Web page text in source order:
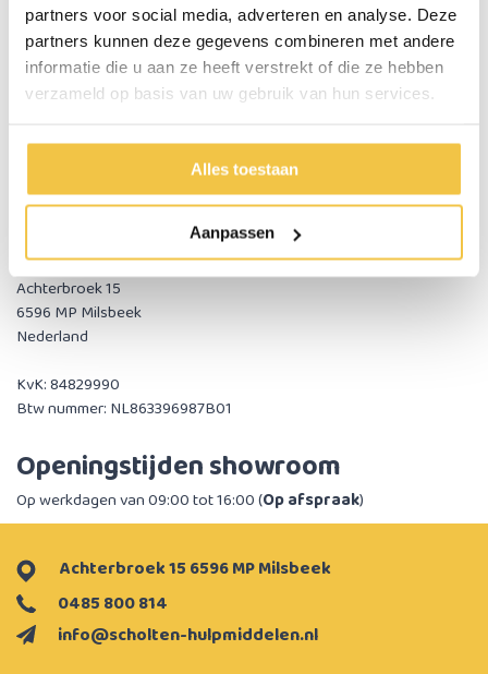
partners voor social media, adverteren en analyse. Deze
partners kunnen deze gegevens combineren met andere
informatie die u aan ze heeft verstrekt of die ze hebben
verzameld op basis van uw gebruik van hun services.
Alles toestaan
Aanpassen
Wil je iets afhalen of bekijken? Dit is altijd mogelijk na telefonisch
contact. Neem altijd eerst contact met ons op om een afspraak te
maken.
Bezoekadres
Wil je onze bescheiden showroom bezoeken of een bestelling
afhalen? Hier vind je ons kantoor en magazijn:
Scholten Hulpmiddelen B.V.
Achterbroek 15
6596 MP Milsbeek
Nederland
KvK: 84829990
Btw nummer: NL863396987B01
Openingstijden showroom
Op werkdagen van 09:00 tot 16:00 (Op afspraak)
info@scholten-hulpmiddelen.nl
0485 800 814
Achterbroek 15 6596 MP Milsbeek